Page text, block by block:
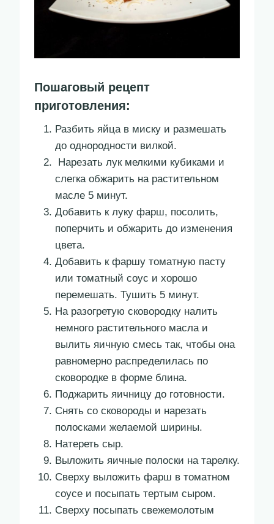
Пошаговый рецепт
приготовления:
Разбить яйца в миску и размешать
до однородности вилкой.
Нарезать лук мелкими кубиками и
слегка обжарить на растительном
масле 5 минут.
Добавить к луку фарш, посолить,
поперчить и обжарить до изменения
цвета.
Добавить к фаршу томатную пасту
или томатный соус и хорошо
перемешать. Тушить 5 минут.
На разогретую сковородку налить
немного растительного масла и
вылить яичную смесь так, чтобы она
равномерно распределилась по
сковородке в форме блина.
Поджарить яичницу до готовности.
Снять со сковороды и нарезать
полосками желаемой ширины.
Натереть сыр.
Выложить яичные полоски на тарелку.
Сверху выложить фарш в томатном
соусе и посыпать тертым сыром.
Сверху посыпать свежемолотым